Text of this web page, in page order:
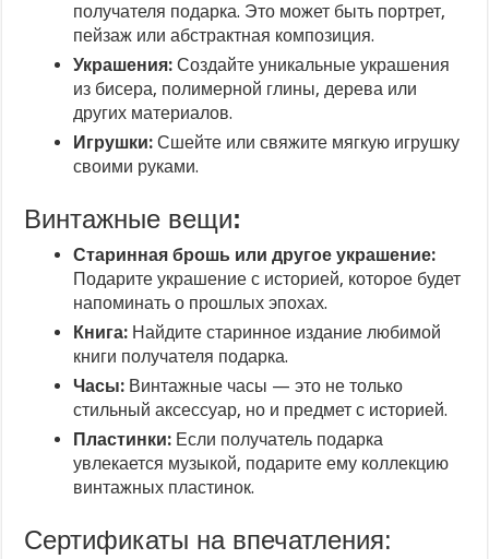
получателя подарка. Это может быть портрет,
пейзаж или абстрактная композиция.
Украшения: Создайте уникальные украшения
из бисера, полимерной глины, дерева или
других материалов.
Игрушки: Сшейте или свяжите мягкую игрушку
своими руками.
Винтажные вещи:
Старинная брошь или другое украшение:
Подарите украшение с историей, которое будет
напоминать о прошлых эпохах.
Книга: Найдите старинное издание любимой
книги получателя подарка.
Часы: Винтажные часы — это не только
стильный аксессуар, но и предмет с историей.
Пластинки: Если получатель подарка
увлекается музыкой, подарите ему коллекцию
винтажных пластинок.
Сертификаты на впечатления: